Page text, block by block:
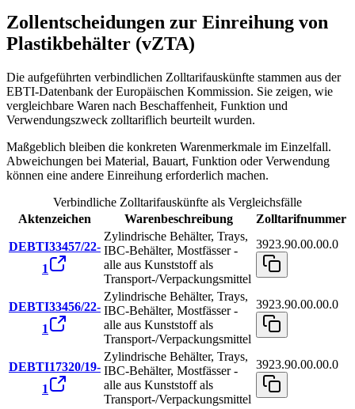
Zollentscheidungen zur Einreihung von
Plastikbehälter (vZTA)
Die aufgeführten verbindlichen Zolltarifauskünfte stammen aus der
EBTI-Datenbank der Europäischen Kommission. Sie zeigen, wie
vergleichbare Waren nach Beschaffenheit, Funktion und
Verwendungszweck zolltariflich beurteilt wurden.
Maßgeblich bleiben die konkreten Warenmerkmale im Einzelfall.
Abweichungen bei Material, Bauart, Funktion oder Verwendung
können eine andere Einreihung erforderlich machen.
Verbindliche Zolltarifauskünfte als Vergleichsfälle
Aktenzeichen
Warenbeschreibung Zolltarifnummer
DEBTI33457/22-
1
Zylindrische Behälter, Trays,
IBC-Behälter, Mostfässer -
alle aus Kunststoff als
Transport-/Verpackungsmittel
3923.90.00.00.0
DEBTI33456/22-
1
Zylindrische Behälter, Trays,
IBC-Behälter, Mostfässer -
alle aus Kunststoff als
Transport-/Verpackungsmittel
3923.90.00.00.0
DEBTI17320/19-
1
Zylindrische Behälter, Trays,
IBC-Behälter, Mostfässer -
alle aus Kunststoff als
Transport-/Verpackungsmittel
3923.90.00.00.0